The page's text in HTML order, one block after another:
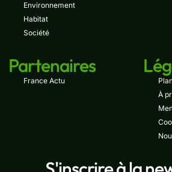
Environnement
Habitat
Société
Partenaires
France Actu
À